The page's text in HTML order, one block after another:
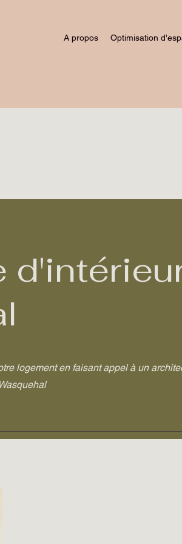
A propos Optimisation
logement en faisant appel à un